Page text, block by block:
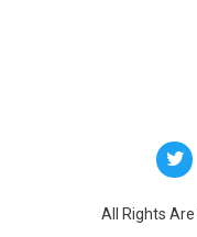
w
i
t
e
All Rights